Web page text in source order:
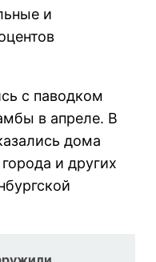
и
с паводком
в апреле. В
дома
и других